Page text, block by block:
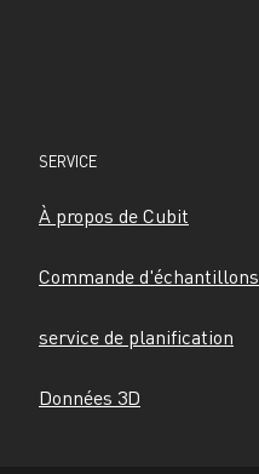
SERVICE
À propos de Cubit
Commande d'échantillons
service de planification
Données 3D